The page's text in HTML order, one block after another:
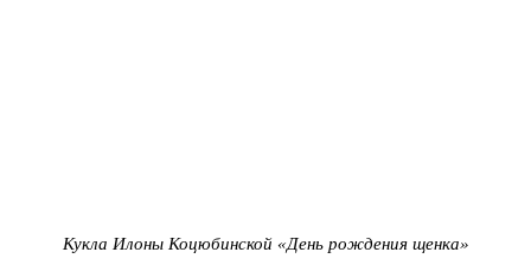
Кукла Илоны Коцюбинской «День рождения щенка»